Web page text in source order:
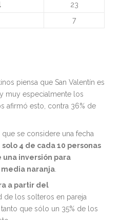
23
7
piensa que San Valentín es
muy especialmente los
afirmó esto, contra 36% de
se considere una fecha
solo 4 de cada 10 personas
inversión para
naranja.
a partir del
de los solteros en pareja
que sólo un 35% de los